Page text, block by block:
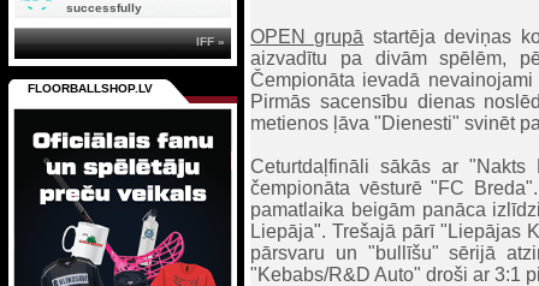
OPEN grupā startēja deviņas
aizvadītu pa divām spēlēm,
Čempionāta ievadā
Pirmās sacensību dienas
metienos ļāva "Dienesti" svinēt
Ceturtdaļfināli sākās ar "Nakts
čempionāta vēsturē "FC
pamatlaika beigām panāca
Liepāja". Trešajā pārī "Liepājas
pārsvaru un "bullīšu" sērijā
"Kebabs/R&D Auto" droši ar 3:1
successfully
IFF »
FLOORBALLSHOP.LV